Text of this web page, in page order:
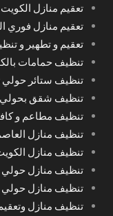
تعقيم منازل الكويت
تعقيم منازل فوري
تعقيم و تطهير و
تنظيف حمامات
تنظيف ستائر حولي
تنظيف شقق بحولي
تنظيف مطاعم و
تنظيف منازل
تنظيف منازل الكويت
تنظيف منازل حولي 24 ساعة خدمة تنظيف المساجد في حولي
تنظيف منازل
تنظيف منازل